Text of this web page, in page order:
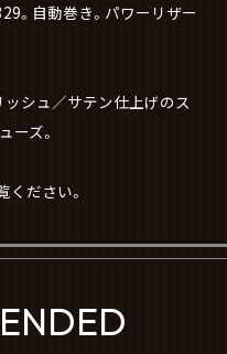
。自動巻き。パワーリザー
ッシュ／サテン仕上げのス
ーズ。
ださい。